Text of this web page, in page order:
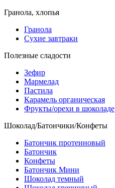
Гранола, хлопья
Гранола
Сухие завтраки
Полезные сладости
Зефир
Мармелад
Пастила
Карамель органическая
Фрукты/орехи в шоколаде
Шоколад/Батончики/Конфеты
Батончик протеиновый
Батончик
Конфеты
Батончик Мини
Шоколад темный